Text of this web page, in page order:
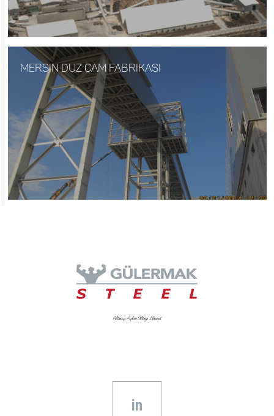
MERSIN DUZ CAM FABRIKASI
Altmışı Aşkın Ülkeye İhracat
in